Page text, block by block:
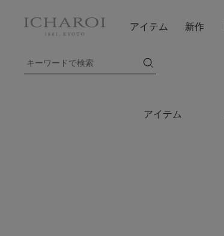
アイテム
アイテム 新作